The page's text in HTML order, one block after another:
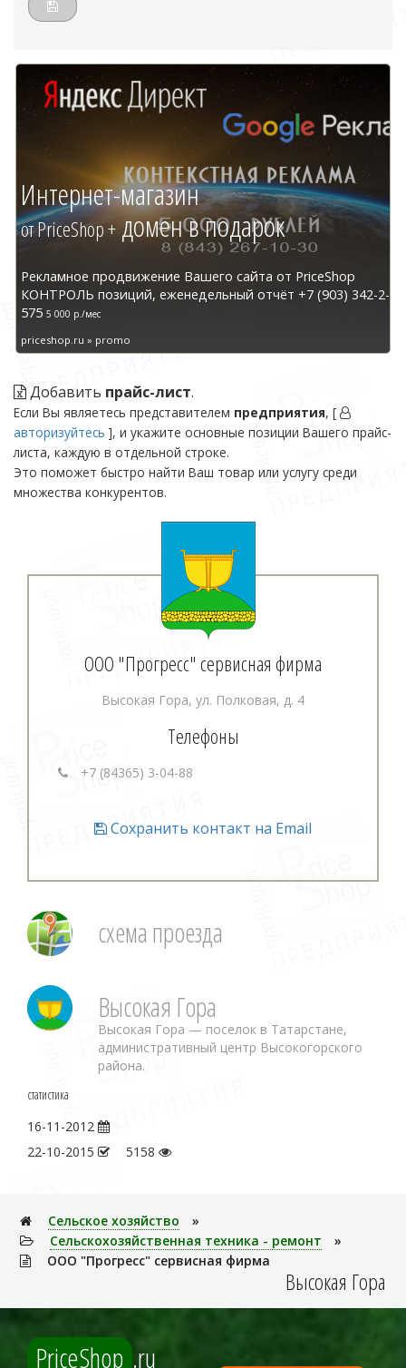
Интернет-магазин
от PriceShop +домен в подарок
Рекламное продвижение Вашего сайта от PriceShop
КОНТРОЛЬ позиций, еженедельный отчёт +7 (903) 342-2-
575 5 000 р./мес
priceshop.ru » promo
Добавить прайс-лист.
Если Вы являетесь представителем предприятия, [
авторизуйтесь ], и укажите основные позиции Вашего прайс-
листа, каждую в отдельной строке.
Это поможет быстро найти Ваш товар или услугу среди
множества конкурентов.
ООО "Прогресс" сервисная фирма
Высокая Гора, ул. Полковая, д. 4
Телефоны
+7 (84365) 3-04-88
Сохранить контакт на Email
схема проезда
Высокая Гора
Высокая Гора — поселок в Татарстане,
административный центр Высокогорского
района.
статистика
16-11-2012
22-10-2015
5158
Сельское хозяйство
»
Сельскохозяйственная техника - ремонт
»
ООО "Прогресс" сервисная фирма
Высокая Гора
PriceShop .ru